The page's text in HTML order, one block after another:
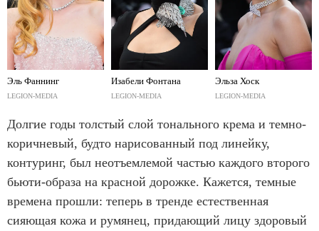
Эль Фаннинг
LEGION-MEDIA
Изабели Фонтана
LEGION-MEDIA
Эльза Хоск
LEGION-MEDIA
Долгие годы толстый слой тонального крема и темно-
коричневый, будто нарисованный под линейку,
контуринг, был неотъемлемой частью каждого второго
бьюти-образа на красной дорожке. Кажется, темные
времена прошли: теперь в тренде естественная
сияющая кожа и румянец, придающий лицу здоровый